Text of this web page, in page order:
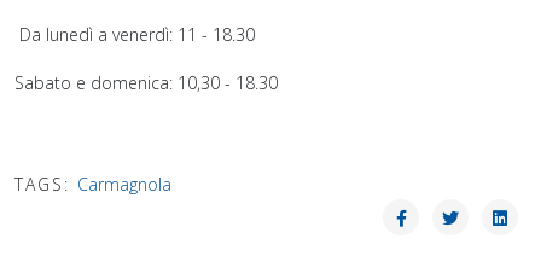
Da lunedì a venerdì: 11 - 18.30
Sabato e domenica: 10,30 - 18.30
TAGS: Carmagnola